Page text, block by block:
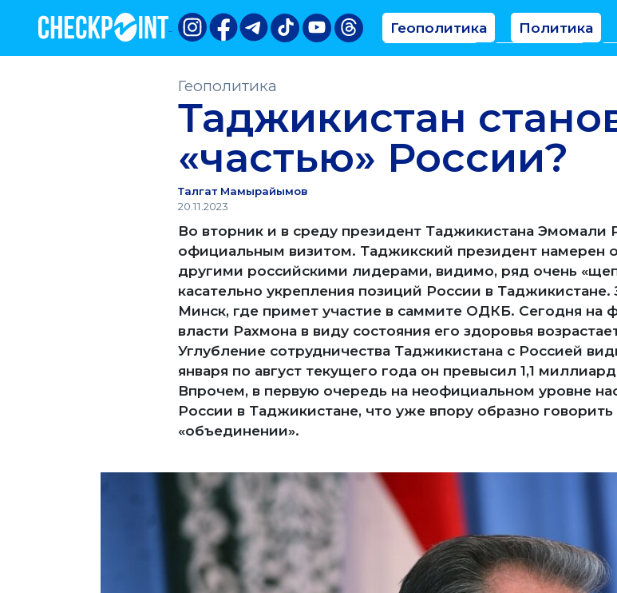
Геополитика Политика
Аналитика
Интервью
Геополитика
Таджикистан
«частью» России?
Талгат Мамырайымов
20.11.2023
Во вторник и в среду президент Таджикистана Эмомали
официальным визитом. Таджикский президент намерен
другими российскими лидерами, видимо, ряд очень
касательно укрепления позиций России в
Минск, где примет участие в саммите ОДКБ. Сегодня на
власти Рахмона в виду состояния его здоровья
Углубление сотрудничества Таджикистана с Россией
января по август текущего года он превысил 1,1
Впрочем, в первую очередь на неофициальном уровне
России в Таджикистане, что уже впору образно
«объединении».